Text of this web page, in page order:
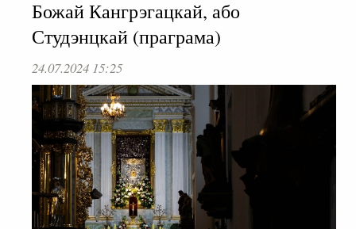
Божай Кангрэгацкай, або
Студэнцкай (праграма)
24.07.2024 15:25